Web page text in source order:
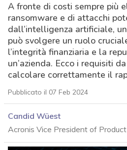
A fronte di costi sempre più
ransomware e di attacchi
dall’intelligenza artificiale,
può svolgere un ruolo
l’integrità finanziaria e la
un’azienda. Ecco i requisiti
calcolare correttamente il
Pubblicato il 07 Feb 2024
Candid Wüest
Acronis Vice President of